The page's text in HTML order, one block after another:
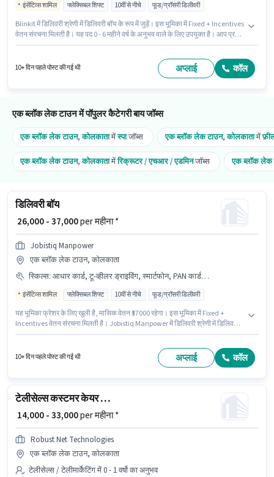
इंसेंटिव्स शामिल फ्लेक्सिबल शिफ्ट 10वीं से नीचे फूड/ग्रॉसरी डिलीवरी
Blinkit में डिलिवरी श्रेणी में डिलिवरी बॉय के रूप में जुड़ें। इस भूमिका में Fixed + Incentives
वेतन संरचना मिलती है। यह पद 0 - 6 महीने वर्ष के अनुभव वाले के लिए उपयुक्त है। आप प्रति
है, फ्लेक्सिबल शिफ्ट के साथ और 6 days working प्रति सप्ताह है।
10+ दिन पहले पोस्ट की गई थी अप्लाई कॉल
एक ब्लॉक लेक टाउन में पॉपुलर कैटेगरी बाय जॉब्स
एक ब्लॉक लेक टाउन,कोलकातामेंस्पाजॉब्स एक ब्लॉक लेक टाउन,कोलकातामें
एक ब्लॉक लेक टाउन,कोलकातामेंरिक्रूटर / एचआर / एडमिनजॉब्स एक ब्लॉक लेक
डिलिवरी बॉय
₹ 26,000 - 37,000per महीना *
Jobistiq Manpower
एक ब्लॉक लेक टाउन, कोलकाता
स्किल्स: आधार कार्ड, टू-व्हीलर ड्राइविंग, स्मार्टफोन, PAN कार्ड, बाइक, साइकिल
इंसेंटिव्स शामिल फ्लेक्सिबल शिफ्ट 10वीं से नीचे फूड/ग्रॉसरी डिलीवरी
यह भूमिका फ्रेशर के लिए खुली है, मासिक वेतन ₹37000 रहेगा। इस भूमिका में Fixed +
Incentives वेतन संरचना मिलती है। Jobistiq Manpower में डिलिवरी श्रेणी में डिलिवरी
कार्ड, आधार कार्ड आवश्यक हैं।
10+ दिन पहले पोस्ट की गई थी अप्लाई कॉल
टेलीसेल्स कस्टमर केयर एग्जीक्यूटिव
₹ 14,000 - 33,000per महीना *
Robust Net Technologies
एक ब्लॉक लेक टाउन, कोलकाता
टेलीसेल्स / टेलीमार्केटिंग में 0 - 1 वर्षो का अनुभव